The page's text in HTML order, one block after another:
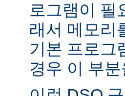
로그램이 필
래서 메모리
기본 프로그
경우 이 부